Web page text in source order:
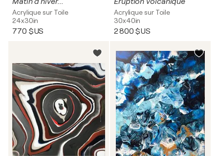
Acrylique sur Toile
24x30in
770 $US
Acrylique sur Toile
30x40in
2 800 $US